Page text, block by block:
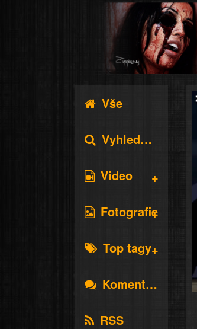
Vše
Vyhledávání
Video
Fotografie
Top tagy
Komentáře
RSS